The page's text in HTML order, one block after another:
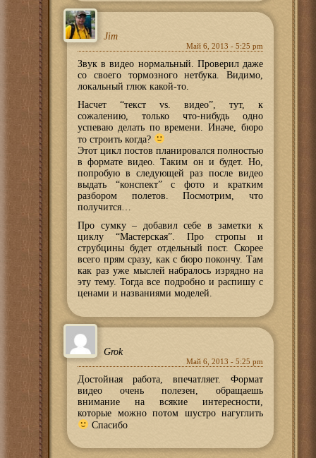
Jim
Май 6, 2013 - 5:25 pm
Звук в видео нормальный. Проверил даже
со своего тормозного нетбука. Видимо,
локальный глюк какой-то.
Насчет “текст vs. видео”, тут, к
сожалению, только что-нибудь одно
успеваю делать по времени. Иначе, бюро
то строить когда?
Этот цикл постов планировался полностью
в формате видео. Таким он и будет. Но,
попробую в следующей раз после видео
выдать “конспект” с фото и кратким
разбором полетов. Посмотрим, что
получится…
Про сумку – добавил себе в заметки к
циклу “Мастерская”. Про стропы и
струбцины будет отдельный пост. Скорее
всего прям сразу, как с бюро покончу. Там
как раз уже мыслей набралось изрядно на
эту тему. Тогда все подробно и распишу с
ценами и названиями моделей.
Grok
Май 6, 2013 - 5:25 pm
Достойная работа, впечатляет. Формат
видео очень полезен, обращаешь
внимание на всякие интересности,
которые можно потом шустро нагуглить
Спасибо